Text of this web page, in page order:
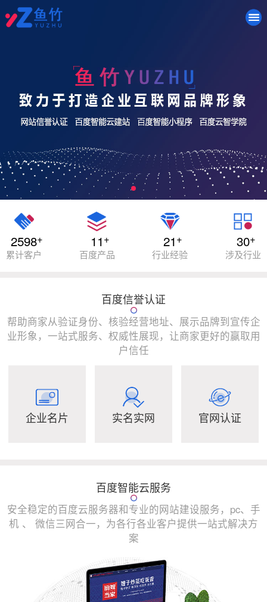
2598+
累计客户
11+
百度产品
21+
行业经验
30+
涉及行业
百度信誉认证
帮助商家从验证身份、核验经营地址、展示品牌到宣传企
业形象，一站式服务、权威性展现，让商家更好的赢取用
户信任
企业名片 实名实网 官网认证
百度智能云服务
安全稳定的百度云服务器和专业的网站建设服务，pc、手
机 、 微信三网合一，为各行各业客户提供一站式解决方
案